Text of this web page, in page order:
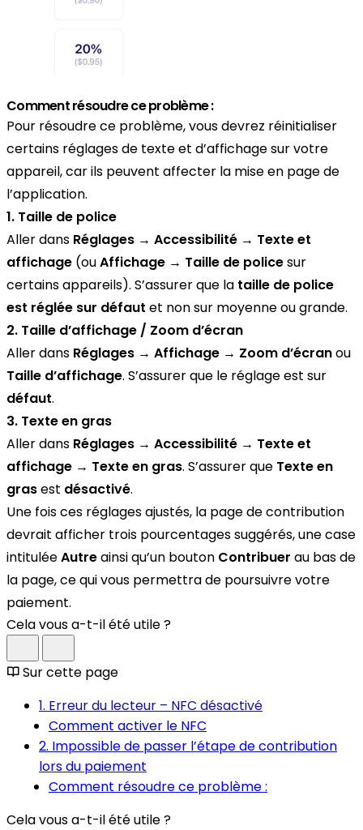
Comment résoudre ce problème :
Pour résoudre ce problème, vous devrez réinitialiser
certains réglages de texte et d’affichage sur votre
appareil, car ils peuvent affecter la mise en page de
l’application.
1. Taille de police
Aller dans Réglages → Accessibilité → Texte et
affichage (ouAffichage → Taille de policesur
certains appareils). S’assurer que la taille de police
est réglée sur défaut et non sur moyenne ou grande.
2. Taille d’affichage / Zoom d’écran
Aller dans Réglages → Affichage → Zoom d’écranou
Taille d’affichage. S’assurer que le réglage est sur
défaut.
3. Texte en gras
Aller dans Réglages → Accessibilité → Texte et
affichage → Texte en gras. S’assurer que Texte en
grasest désactivé.
Une fois ces réglages ajustés, la page de contribution
devrait afficher trois pourcentages suggérés, une case
intituléeAutreainsi qu’un bouton Contribuer au bas de
la page, ce qui vous permettra de poursuivre votre
paiement.
Cela vous a-t-il été utile ?
Sur cette page
1. Erreur du lecteur – NFC désactivé
Comment activer le NFC
2. Impossible de passer l’étape de contribution
lors du paiement
Comment résoudre ce problème :
Cela vous a-t-il été utile ?